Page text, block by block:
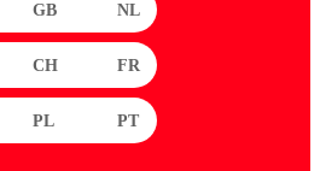
GB NL
CH FR
PL PT